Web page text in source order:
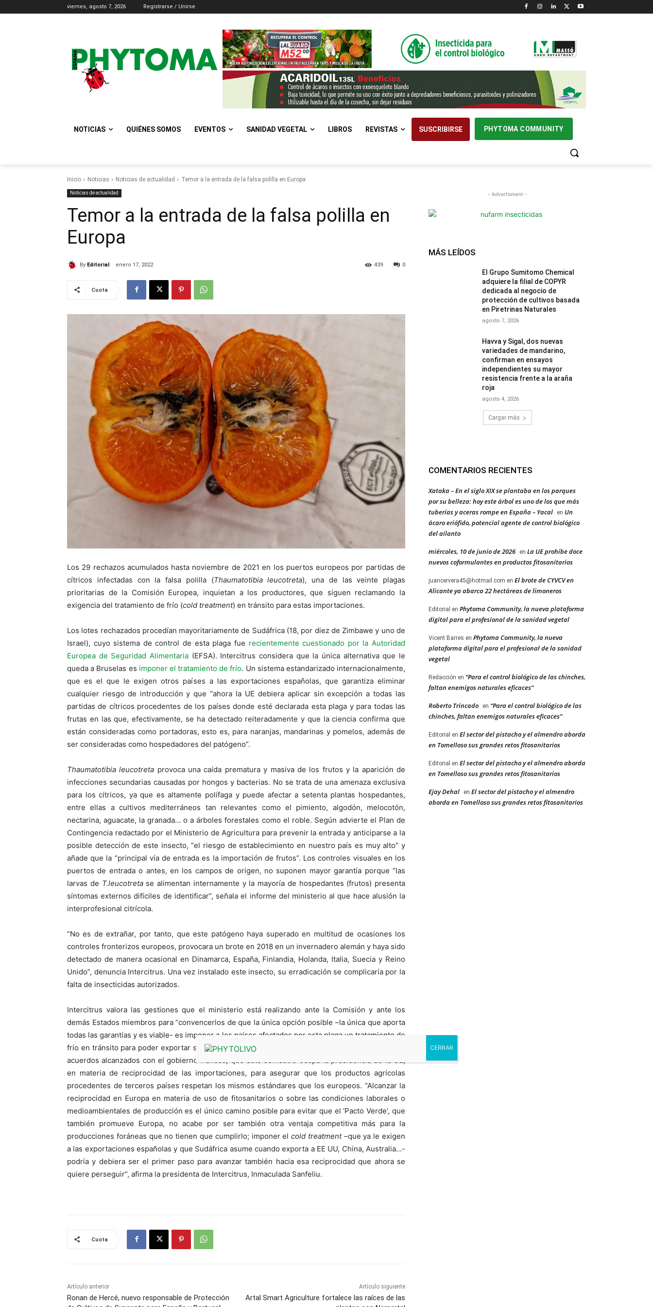
viernes, agosto 7, 2026 Registrarse / Unirse
NOTICIAS QUIÉNES SOMOS EVENTOS SANIDAD VEGETAL LIBROS REVISTAS SUSCRIBIRSE PHYTOMA COMMUNITY
Inicio Noticias Noticias de actualidad Temor a la entrada de la falsa polilla en Europa
Noticias de actualidad
Temor a la entrada de la falsa polilla en
Europa
By Editorial enero 17, 2022 0
439
Cuota
Los 29 rechazos acumulados hasta noviembre de 2021 en los puertos europeos por partidas de
cítricos infectadas con la falsa polilla (Thaumatotibia leucotreta), una de las veinte plagas
prioritarias de la Comisión Europea, inquietan a los productores, que siguen reclamando la
exigencia del tratamiento de frío (cold treatment) en tránsito para estas importaciones.
Los lotes rechazados procedían mayoritariamente de Sudáfrica (18, por diez de Zimbawe y uno de
Israel), cuyo sistema de control de esta plaga fue recientemente cuestionado por la Autoridad
Europea de Seguridad Alimentaria (EFSA). Intercitrus considera que la única alternativa que le
queda a Bruselas es imponer el tratamiento de frío. Un sistema estandarizado internacionalmente,
que es el que le exigen otros países a las exportaciones españolas, que garantiza eliminar
cualquier riesgo de introducción y que “ahora la UE debiera aplicar sin excepción a todas las
partidas de cítricos procedentes de los países donde esté declarada esta plaga y para todas las
frutas en las que, efectivamente, se ha detectado reiteradamente y que la ciencia confirma que
están consideradas como portadoras, esto es, para naranjas, mandarinas y pomelos, además de
ser consideradas como hospedadores del patógeno”.
Thaumatotibia leucotreta provoca una caída prematura y masiva de los frutos y la aparición de
infecciones secundarias causadas por hongos y bacterias. No se trata de una amenaza exclusiva
para los cítricos, ya que es altamente polífaga y puede afectar a setenta plantas hospedantes,
entre ellas a cultivos mediterráneos tan relevantes como el pimiento, algodón, melocotón,
nectarina, aguacate, la granada… o a árboles forestales como el roble. Según advierte el Plan de
Contingencia redactado por el Ministerio de Agricultura para prevenir la entrada y anticiparse a la
posible detección de este insecto, “el riesgo de establecimiento en nuestro país es muy alto” y
añade que la “principal vía de entrada es la importación de frutos”. Los controles visuales en los
puertos de entrada o antes, en los campos de origen, no suponen mayor garantía porque “las
larvas de T.leucotretase alimentan internamente y la mayoría de hospedantes (frutos) presenta
síntomas externos difíciles de identificar”, señala el informe del ministerio al que hace alusión la
interprofesional citrícola.
“No es de extrañar, por tanto, que este patógeno haya superado en multitud de ocasiones los
controles fronterizos europeos, provocara un brote en 2018 en un invernadero alemán y haya sido
detectado de manera ocasional en Dinamarca, España, Finlandia, Holanda, Italia, Suecia y Reino
Unido”, denuncia Intercitrus. Una vez instalado este insecto, su erradicación se complicaría por la
falta de insecticidas autorizados.
Intercitrus valora las gestiones que el ministerio está realizando ante la Comisión y ante los
demás Estados miembros para “convencerlos de que la única opción posible –la única que aporta
todas las garantías y es viable- es imponer a los países afectados por esta plaga un tratamiento de
frío en tránsito para poder exportar sus cítricos a la UE”. La interprofesional también respalda los
acuerdos alcanzados con el gobierno francés, que este semestre ocupa la presidencia de la UE,
en materia de reciprocidad de las importaciones, para asegurar que los productos agrícolas
procedentes de terceros países respetan los mismos estándares que los europeos. “Alcanzar la
reciprocidad en Europa en materia de uso de fitosanitarios o sobre las condiciones laborales o
medioambientales de producción es el único camino posible para evitar que el ‘Pacto Verde’, que
también promueve Europa, no acabe por ser también otra ventaja competitiva más para la
producciones foráneas que no tienen que cumplirlo; imponer elcold treatment–que ya le exigen
a las exportaciones españolas y que Sudáfrica asume cuando exporta a EE UU, China, Australia…-
podría y debiera ser el primer paso para avanzar también hacia esa reciprocidad que ahora se
quiere perseguir”, afirma la presidenta de Intercitrus, Inmaculada Sanfeliu.
Cuota
Artículo anterior
Ronan de Hercé, nuevo responsable de Protección
Artículo siguiente
Artal Smart Agriculture fortalece las raíces de las
- Advertisment -
MÁS LEÍDOS
El Grupo Sumitomo Chemical
adquiere la filial de COPYR
dedicada al negocio de
protección de cultivos basada
en Piretrinas Naturales
agosto 7, 2026
Havva y Sigal, dos nuevas
variedades de mandarino,
confirman en ensayos
independientes su mayor
resistencia frente a la araña
roja
agosto 4, 2026
Cargar más
COMENTARIOS RECIENTES
Xataka – En el siglo XIX se plantaba en los parques
por su belleza: hoy este árbol es uno de los que más
tuberías y aceras rompe en España – Yacal
en Un
ácaro eriófido, potencial agente de control biológico
del ailanto
miércoles, 10 de junio de 2026 en La UE prohíbe doce
nuevos coformulantes en productos fitosanitarios
juancervera45@hotmail.com en El brote de CYVCV en
Alicante ya abarca 22 hectáreas de limoneros
Editorial en Phytoma Community, la nueva plataforma
digital para el profesional de la sanidad vegetal
Vicent Barres en Phytoma Community, la nueva
plataforma digital para el profesional de la sanidad
vegetal
Redacción en “Para el control biológico de las chinches,
faltan enemigos naturales eficaces”
Roberto Trincado en “Para el control biológico de las
chinches, faltan enemigos naturales eficaces”
Editorial en El sector del pistacho y el almendro aborda
en Tomelloso sus grandes retos fitosanitarios
Editorial en El sector del pistacho y el almendro aborda
en Tomelloso sus grandes retos fitosanitarios
Ejay Dehal en El sector del pistacho y el almendro
aborda en Tomelloso sus grandes retos fitosanitarios